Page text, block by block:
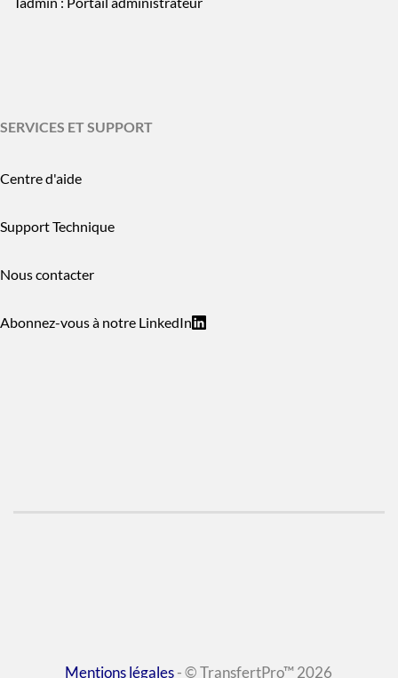
SERVICES ET SUPPORT
Centre d'aide
Support Technique
Nous contacter
Abonnez-vous à notre LinkedIn
Mentions légales- © TransfertPro™ 2026